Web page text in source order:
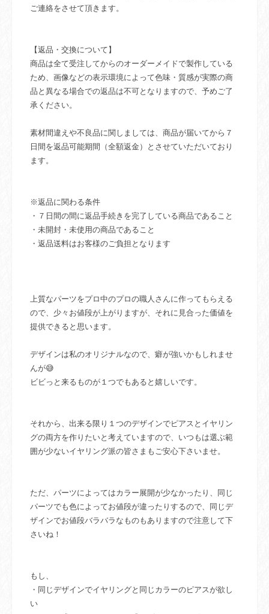
ご連絡をさせて頂きます。
【返品・交換について】
商品は全て受注してからのオーダーメイドで製作している
ため、画像などの表示環境によって色味・質感が実際の商
品と異なる場合での返品は不可となりますので、予めご了
承ください。
素材間違えや不良品に関しましては、商品が届いてから７
日間を返品可能期間（全額返金）とさせていただいており
ます。
※返品に関わる条件
・７日間の間に返品手続きを完了している商品であること
・未開封・未使用の商品であること
・返品送料はお客様のご負担となります
上質なパーツをプロ中のプロの職人さんに作ってもらえる
ので、少々お値段が上がりますが、それに見合った価値を
提供できると思います。
デザインは私のオリジナルなので、癖が強いかもしれませ
んが😅
ビビっと来るものが１つでもあると嬉しいです。
それから、出来る限り１つのデザインでピアスとイヤリン
グの両方を作りたいと考えていますので、いつもは選ぶ範
囲が少ないイヤリング派の皆さまもご安心下さいませ。
ただ、パーツによってはカラー展開が少なかったり、同じ
パーツでも色によってお値段が違ったりするので、同じデ
ザインでお値段バラバラなものもありますので注意して下
さいね！
もし、
・同じデザインでイヤリングと同じカラーのピアスが欲し
い